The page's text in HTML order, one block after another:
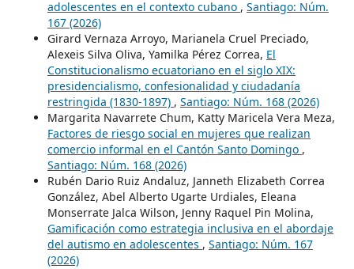
adolescentes en el contexto cubano , Santiago: Núm.
167 (2026)
Girard Vernaza Arroyo, Marianela Cruel Preciado,
Alexeis Silva Oliva, Yamilka Pérez Correa, El
Constitucionalismo ecuatoriano en el siglo XIX:
presidencialismo, confesionalidad y ciudadanía
restringida (1830-1897) , Santiago: Núm. 168 (2026)
Margarita Navarrete Chum, Katty Maricela Vera Meza,
Factores de riesgo social en mujeres que realizan
comercio informal en el Cantón Santo Domingo ,
Santiago: Núm. 168 (2026)
Rubén Dario Ruiz Andaluz, Janneth Elizabeth Correa
González, Abel Alberto Ugarte Urdiales, Eleana
Monserrate Jalca Wilson, Jenny Raquel Pin Molina,
Gamificación como estrategia inclusiva en el abordaje
del autismo en adolescentes , Santiago: Núm. 167
(2026)